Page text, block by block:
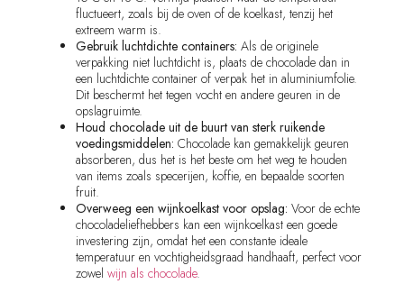
fluctueert, zoals bij de oven of de koelkast, tenzij het
extreem warm is.
Gebruik luchtdichte containers: Als de originele
verpakking niet luchtdicht is, plaats de chocolade dan in
een luchtdichte container of verpak het in aluminiumfolie.
Dit beschermt het tegen vocht en andere geuren in de
opslagruimte.
Houd chocolade uit de buurt van sterk ruikende
voedingsmiddelen: Chocolade kan gemakkelijk geuren
absorberen, dus het is het beste om het weg te houden
van items zoals specerijen, koffie, en bepaalde soorten
fruit.
Overweeg een wijnkoelkast voor opslag: Voor de echte
chocoladeliefhebbers kan een wijnkoelkast een goede
investering zijn, omdat het een constante ideale
temperatuur en vochtigheidsgraad handhaaft, perfect voor
zowelwijn als chocolade.